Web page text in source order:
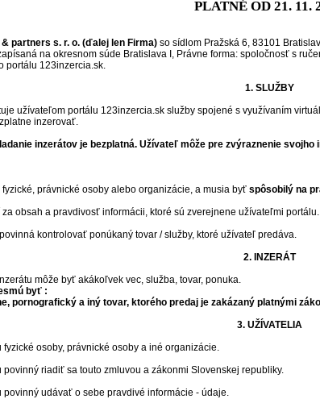
PLATNÉ OD 21. 11.
partners s. r. o. (ďalej len Firma) so sídlom Pražská 6, 83101
na okresnom súde Bratislava I, Právne forma: spoločnosť s
portálu 123inzercia.sk.
1. SLUŽBY
užívateľom portálu 123inzercia.sk služby spojené s využívaním
inzerovať.
inzerátov je bezplatná. Užívateľ môže pre zvýraznenie svojho
fyzické, právnické osoby alebo organizácie, a musia byť spôsobilý na
za obsah a pravdivosť informácii, ktoré sú zverejnene užívateľmi portálu.
kontrolovať ponúkaný tovar / služby, ktoré užívateľ predáva.
2. INZERÁT
môže byť akákoľvek vec, služba, tovar, ponuka.
byť :
pornografický a iný tovar, ktorého predaj je zakázaný platnými
3. UŽÍVATELIA
fyzické osoby, právnické osoby a iné organizácie.
povinný riadiť sa touto zmluvou a zákonmi Slovenskej republiky.
povinný udávať o sebe pravdivé informácie - údaje.